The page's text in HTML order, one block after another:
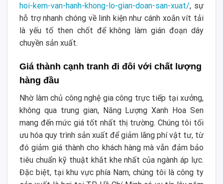
hoi-kem-van-hanh-khong-lo-gian-doan-san-xuat/, sự
hỗ trợ nhanh chóng về linh kiện như cánh xoắn vít tải
là yếu tố then chốt để không làm gián đoạn dây
chuyền sản xuất.
Giá thành cạnh tranh đi đôi với chất lượng
hàng đầu
Nhờ làm chủ công nghệ gia công trực tiếp tại xưởng,
không qua trung gian, Năng Lượng Xanh Hoa Sen
mang đến mức giá tốt nhất thị trường. Chúng tôi tối
ưu hóa quy trình sản xuất để giảm lãng phí vật tư, từ
đó giảm giá thành cho khách hàng mà vẫn đảm bảo
tiêu chuẩn kỹ thuật khắt khe nhất của ngành áp lực.
Đặc biệt, tại khu vực phía Nam, chúng tôi là công ty